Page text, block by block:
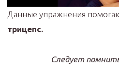
Данные упражнения
трицепс.
Следует